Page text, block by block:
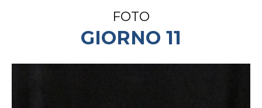
FOTO
GIORNO 11